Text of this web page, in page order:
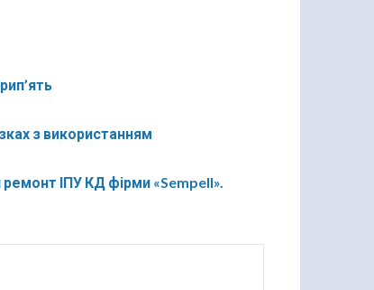
з використанням
ремонт ІПУ КД фірми «Sempell».